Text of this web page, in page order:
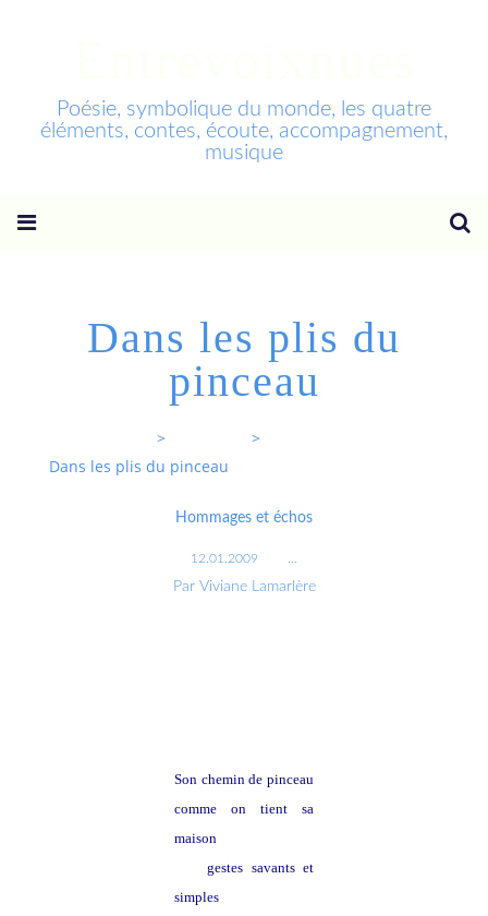
Poésie, symbolique du monde, les quatre
éléments, contes, écoute, accompagnement,
musique
Dans les plis du
pinceau
>
>
Dans les plis du pinceau
Hommages et échos
12.01.2009
Par Viviane Lamarlère
Son chemin de pinceau
comme on tient sa
maison
gestes savants et
simples